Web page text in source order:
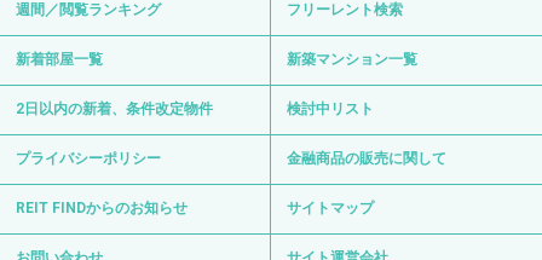
週間／閲覧ランキング フリーレント検索
新着部屋一覧 新築マンション一覧
2日以内の新着、条件改定物件 検討中リスト
プライバシーポリシー 金融商品の販売に関して
REIT FINDからのお知らせ サイトマップ